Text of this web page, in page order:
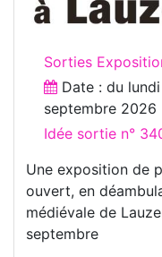
Sorties
Date : du
septembre 2026
Idée sortie n°
Une exposition de
ouvert, en
médiévale de
septembre